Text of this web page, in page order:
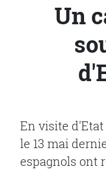
Un
En visite
le 13 mai
espagnols ont